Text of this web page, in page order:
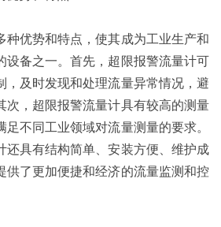
种优势和特点，使其成为工业生产和
设备之一。首先，超限报警流量计可
，及时发现和处理流量异常情况，避
次，超限报警流量计具有较高的测量
不同工业领域对流量测量的要求。
还具有结构简单、安装方便、维护成
供了更加便捷和经济的流量监测和控